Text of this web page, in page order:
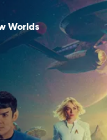
Worlds